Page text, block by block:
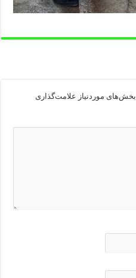
بخش‌های موردنیاز علامت‌گذاری